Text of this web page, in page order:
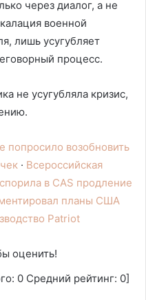
через диалог, а не
военной
лишь усугубляет
процесс.
не усугубляла кризис,
попросило возобновить
· Всероссийская
в CAS продление
планы США
Patriot
оценить!
0 Средний рейтинг: 0]